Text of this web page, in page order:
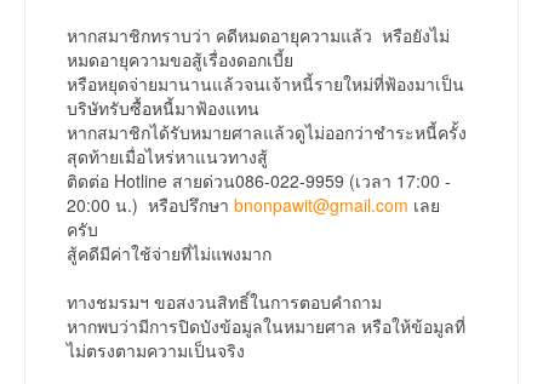
หากสมาชิกทราบว่า คดีหมดอายุความแล้ว หรือยังไม่
หมดอายุความขอสู้เรื่องดอกเบี้ย
หรือหยุดจ่ายมานานแล้วจนเจ้าหนี้รายใหม่ที่ฟ้องมาเป็น
บริษัทรับซื้อหนี้มาฟ้องแทน
หากสมาชิกได้รับหมายศาลแล้วดูไม่ออกว่าชำระหนี้ครั้ง
สุดท้ายเมื่อไหร่หาแนวทางสู้
ติดต่อ Hotline สายด่วน086-022-9959 (เวลา 17:00 -
20:00 น.) หรือปรึกษา bnonpawit@gmail.com เลย
ครับ
สู้คดีมีค่าใช้จ่ายที่ไม่แพงมาก
ทางชมรมฯ ขอสงวนสิทธิ์ในการตอบคำถาม
หากพบว่ามีการปิดบังข้อมูลในหมายศาล หรือให้ข้อมูลที่
ไม่ตรงตามความเป็นจริง